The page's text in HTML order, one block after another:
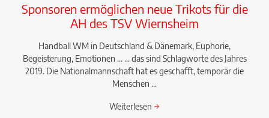
Sponsoren ermöglichen neue Trikots für die
AH des TSV Wiernsheim
Handball WM in Deutschland & Dänemark, Euphorie,
Begeisterung, Emotionen ... ... das sind Schlagworte des Jahres
2019. Die Nationalmannschaft hat es geschafft, temporär die
Menschen ...
Weiterlesen →